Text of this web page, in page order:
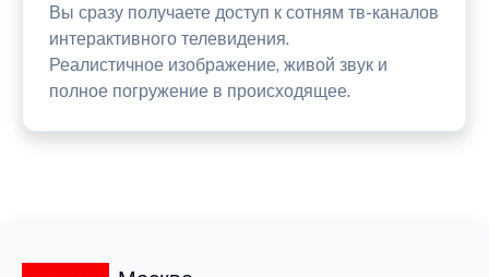
Вы сразу получаете доступ к сотням тв-каналов
интерактивного телевидения.
Реалистичное изображение, живой звук и
полное погружение в происходящее.